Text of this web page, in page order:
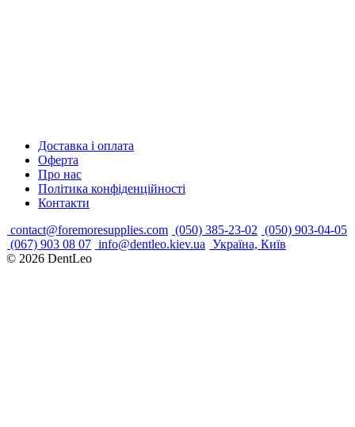
Доставка і оплата
Оферта
Про нас
Політика конфіденційності
Контакти
contact@foremoresupplies.com (050) 385-23-02 (050) 903-04-05
(067) 903 08 07 info@dentleo.kiev.ua Україна, Київ
© 2026 DentLeo